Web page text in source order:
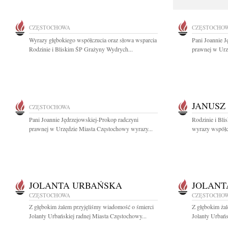
CZĘSTOCHOWA
Wyrazy głębokiego współczucia oraz słowa wsparcia
Rodzinie i Bliskim ŚP Grażyny Wydrych...
Pani Joannie
prawnej w
CZĘSTOCHOWA
Pani Joannie Jędrzejowskiej-Prokop radczyni
prawnej w Urzędzie Miasta Częstochowy wyrazy...
Rodzinie i
wyrazy
JOLANTA URBAŃSKA
CZĘSTOCHOWA
Z głębokim żalem przyjęliśmy wiadomość o śmierci
Jolanty Urbańskiej radnej Miasta Częstochowy...
Z głębokim
Jolanty